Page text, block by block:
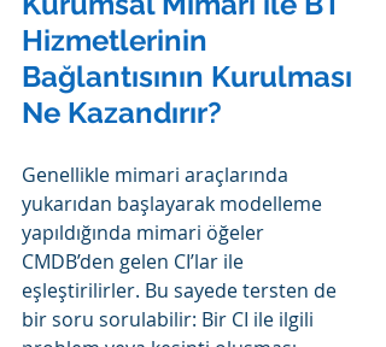
Hizmetlerinin
Bağlantısının Kurulması
Ne Kazandırır?
Genellikle mimari araçlarında
yukarıdan başlayarak modelleme
yapıldığında mimari öğeler
CMDB’den gelen CI’lar ile
eşleştirilirler. Bu sayede tersten de
bir soru sorulabilir: Bir CI ile ilgili